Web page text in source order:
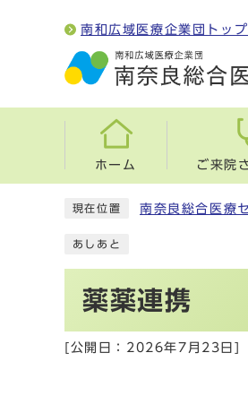
南和広域医療企業団トッ
ホーム ご来院
現在位置 南奈良総合医療
あしあと
薬薬連携
[公開日：2026年7月23日]